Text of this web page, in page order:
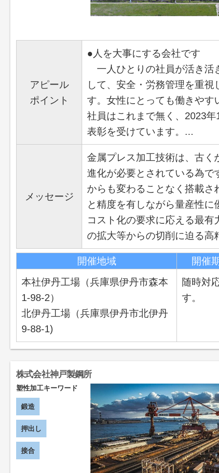
アピール
ポイント
●人を大事にする会社です
一人ひとりの社員が活き活
して、安全・労務管理を重
す。女性にとっても働きや
社員はこれまで無く、2023
表彰を受けています。...
メッセージ
金属プレス加工技術は、古
進化が必要とされている為
からも変わることなく搭載
と精度を有しながら量産性
コスト化の要求に応える最
の拡大等からの切削に迫る高
開催地域
開催
本社伊丹工場（兵庫県伊丹市森本
1-98-2）
北伊丹工場（兵庫県伊丹市北伊丹
9-88-1)
随時対
す。
株式会社神戸製鋼所
塑性加工キーワード
鍛造
押出し
接合